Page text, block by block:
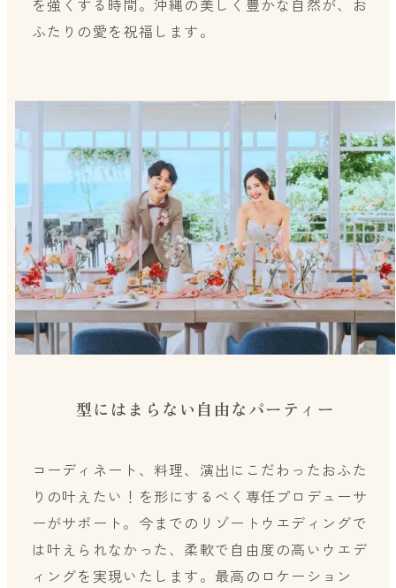
を強くする時間。沖縄の美しく豊かな自然が、お
ふたりの愛を祝福します。
型にはまらない自由なパーティー
コーディネート、料理、演出にこだわったおふた
りの叶えたい！を形にするべく専任プロデューサ
ーがサポート。今までのリゾートウエディングで
は叶えられなかった、柔軟で自由度の高いウエデ
ィングを実現いたします。最高のロケーション